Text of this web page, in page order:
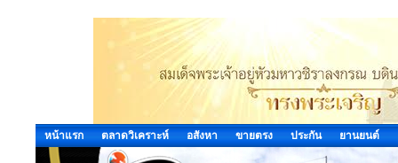
หน้าแรก ตลาดวิเคราะห์ อสังหา ขายตรง ประกัน ยานยนต์